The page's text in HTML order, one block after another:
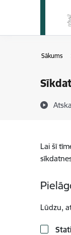
Pāriet uz lapas
Sākums
Lai šī
Lūdzu,